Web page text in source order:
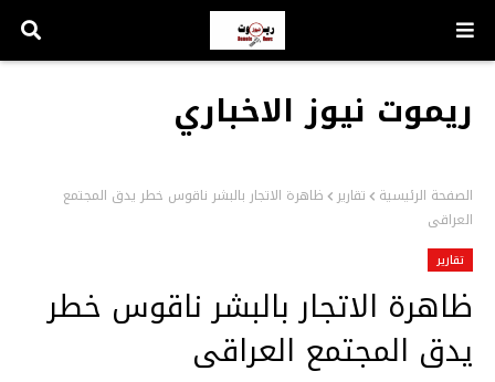
ريموت نيوز الاخباري
الصفحة الرئيسية تقارير
ظاهرة الاتجار بالبشر ناقوس خطر يدق المجتمع
العراقى
تقارير
ظاهرة الاتجار بالبشر ناقوس خطر
يدق المجتمع العراقى